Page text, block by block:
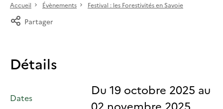
Accueil Évènements Festival : les Forestivités en Savoie
Partager
Détails
Dates
Du 19 octobre 2025 au
02 novembre 2025